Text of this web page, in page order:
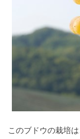
このブドウの栽培